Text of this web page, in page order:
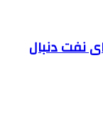
نفت دنبال